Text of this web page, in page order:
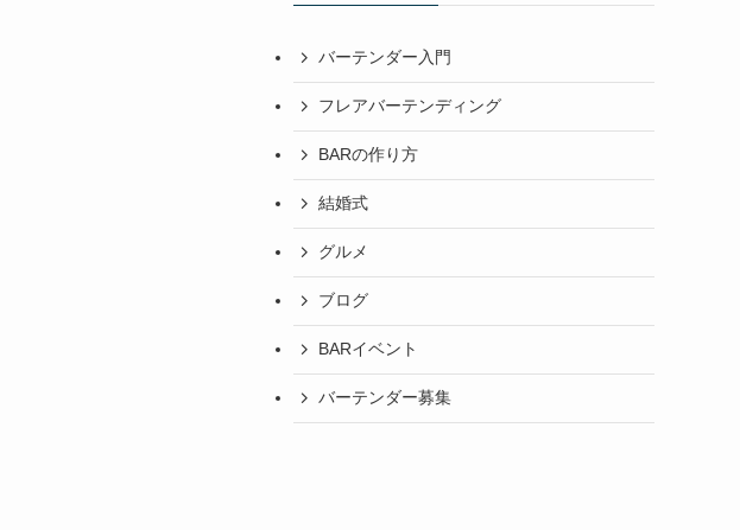
バーテンダー入門
フレアバーテンディング
BARの作り方
結婚式
グルメ
ブログ
BARイベント
バーテンダー募集